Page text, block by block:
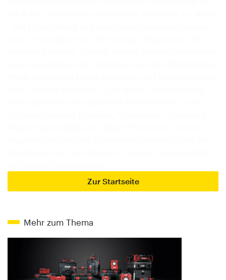
Zur Startseite
Mehr zum Thema